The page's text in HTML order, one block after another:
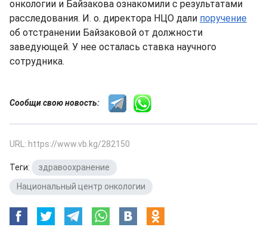
онкологии и Байзакова ознакомили с результатами
расследования. И. о. директора НЦО дали поручение
об отстранении Байзаковой от должности
заведующей. У нее осталась ставка научного
сотрудника.
Сообщи свою новость:
URL: https://www.vb.kg/282150
Теги: здравоохранение
Национальный центр онкологии